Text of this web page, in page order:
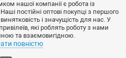
нашої компанії є робота із
постійні оптові покупці з першого
і значущість для нас. У
які роблять роботу з нами
та взаємовигідною.
повністю